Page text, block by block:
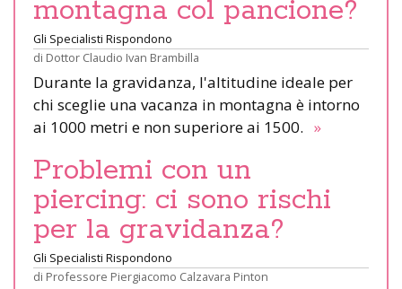
montagna col pancione?
Gli Specialisti Rispondono
di Dottor Claudio Ivan Brambilla
Durante la gravidanza, l'altitudine ideale per
chi sceglie una vacanza in montagna è intorno
ai 1000 metri e non superiore ai 1500. »
Problemi con un
piercing: ci sono rischi
per la gravidanza?
Gli Specialisti Rispondono
di Professore Piergiacomo Calzavara Pinton